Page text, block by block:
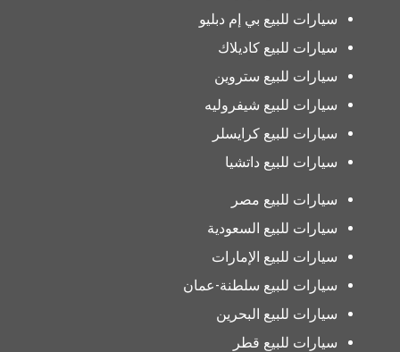
سيارات للبيع بي إم دبليو
سيارات للبيع كاديلاك
سيارات للبيع ستروين
سيارات للبيع شيفروليه
سيارات للبيع كرايسلر
سيارات للبيع داتشيا
سيارات للبيع مصر
سيارات للبيع السعودية
سيارات للبيع الإمارات
سيارات للبيع سلطنة-عمان
سيارات للبيع البحرين
سيارات للبيع قطر